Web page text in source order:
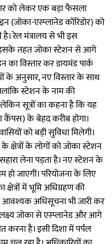
को लेकर एक बड़ा फैसला
(जोका-एस्प्लानेड कॉरिडोर) को
रेल मंत्रालय से भी इस
इसके तहत जोका स्टेशन से आगे
का विस्तार कर डायमंड पार्क
के अनुसार, नए विस्तार के साथ
स्टेशन के नाम की
सूत्रों का कहना है कि यह
के बेहद करीब होगा।
को बड़ी सुविधा मिलेगी।
के लोगों को जोका स्टेशन
लेना पड़ता है। नए स्टेशन के
जाएगी। परियोजना के लिए
में भूमि अधिग्रहण की
आवश्यक अधिसूचना भी जारी कर
लक्ष्य जोका से एस्प्लानेड और आगे
करना है। इसी दिशा में पर्पल